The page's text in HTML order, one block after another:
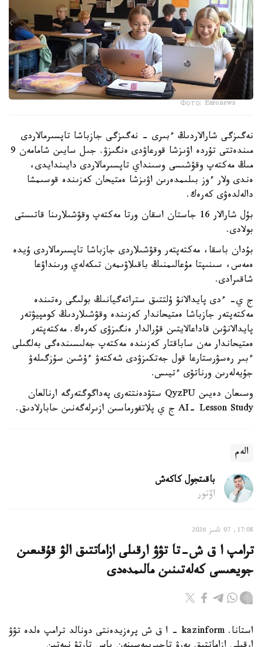
Фото: Euronews
نەگىزگى شارالاردىڭ ءبىرى - نەگىزگى جازباشا تاپسىرمالاردى
مىندەتتى تۇردە اۋىزشا قورعاۋدى ەنگىزۋ. جىل سايىن شامامەن 9
مىڭ مەكتەپ وقۋشىسى وسىنداي تاپسىرمالاردى دايىندايدى،
ەندى ولار ءوز بىلىمدەرىن اۋىزشا ەمتيحان كەزىندە قوسىمشا
دالەلدەۋى كەرەك.
بۇل شارالار 16 جاستان اسقان ورتا مەكتەپ وقۋشىلارىنا قاتىستى
بولادى.
بۇدان باسقا، مەكتەپتەر وقۋشىلاردى جازباشا تاپسىرمالاردى ۇيدە
ەمەس، سىنىپتا مۇعالىمنىڭ باقىلاۋىمەن تىكەلەي ورىنداۋعا
شاقىرادى.
ج ي- ءدى پايدالانۋ ۇلتتىق ستراتەگيانىڭ بولىگى رەتىندە
مەكتەپتەر جازباشا ەمتيحاندار كەزىندە وقۋشىلاردىڭ كومپيۋتەر
پايدالانۋىن قاداعالايتىن قۇرالدار ەنگىزۋى كەرەك. مەكتەپتەر
ەمتيحاندار مەن ساباقتار كەزىندە مەكتەپ جەلىسىندەگى بەلگىلى
ءبىر رەسۋرستارعا قول جەتكىزۋدى شەكتەۋ ءۇشىن سۇزگىلەۋ
جۇيەلەرىن ورناتۋى ءتيىس.
وسىعان دەيىن QyzPU ستۋدەنتتەرى پەداگوگتەرگە ارنالعان
AI- Lesson Study ج ي پلاتفورماسىن ازىرلەگەنىن حابارلادىق.
الەم
باقىتجول كاكەش
اۆتور
17:08, 07 تامىز 2026
ترامپ ا ق ش-تا تۋۋ ارقىلى ازاماتتىق الۋ قۇقىعىن
جويعىسى كەلەتىنىن مالىمدەدى
استانا. kazinform - ا ق ش پرەزيدەنتى دونالد ترامپ ەلدە تۋۋ